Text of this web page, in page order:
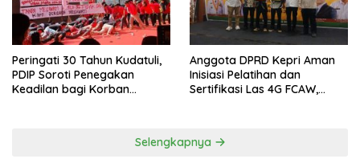
Peringati 30 Tahun Kudatuli,
PDIP Soroti Penegakan
Keadilan bagi Korban
Anggota DPRD Kepri Aman
Inisiasi Pelatihan dan
Sertifikasi Las 4G FCAW,
Selengkapnya